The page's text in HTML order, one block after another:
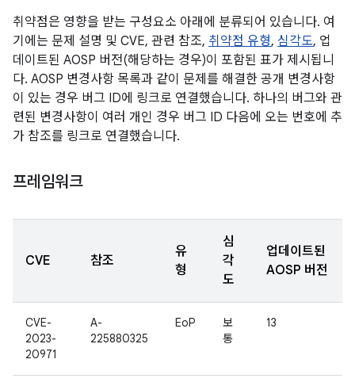
취약점은 영향을 받는 구성요소 아래에 분류되어 있습니다. 여
기에는 문제 설명 및 CVE, 관련 참조, 취약점 유형, 심각도, 업
데이트된 AOSP 버전(해당하는 경우)이 포함된 표가 제시됩니
다. AOSP 변경사항 목록과 같이 문제를 해결한 공개 변경사항
이 있는 경우 버그 ID에 링크로 연결했습니다. 하나의 버그와 관
련된 변경사항이 여러 개인 경우 버그 ID 다음에 오는 번호에 추
가 참조를 링크로 연결했습니다.
프레임워크
CVE 참조
유
형
심
각
도
업데이트된
AOSP 버전
CVE-
2023-
20971
A-
225880325
EoP
보
통
13